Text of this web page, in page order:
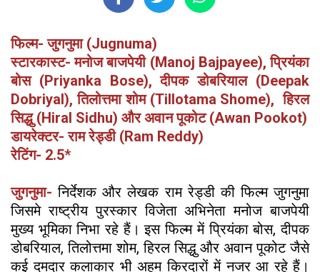
फिल्म- जुगनुमा (Jugnuma)
स्टारकास्ट- मनोज बाजपेयी (Manoj Bajpayee), प्रियंका
बोस (Priyanka Bose), दीपक डोबरियाल (Deepak
Dobriyal), तिलोत्तमा शोम (Tillotama Shome), हिरल
सिद्धु (Hiral Sidhu) और अवान पूकोट (Awan Pookot)
डायरेक्टर- राम रेड्डी (Ram Reddy)
रेटिंग- 2.5*
जुगनुमा- निर्देशक और लेखक राम रेड्डी की फिल्म जुगनुमा
जिसमे राष्ट्रीय पुरस्कार विजेता अभिनेता मनोज बाजपेयी
मुख्य भूमिका निभा रहे हैं। इस फिल्म में प्रियंका बोस, दीपक
डोबरियाल, तिलोत्तमा शोम, हिरल सिद्धु और अवान पूकोट जैसे
कई दमदार कलाकार भी अहम किरदारों में नजर आ रहे हैं।